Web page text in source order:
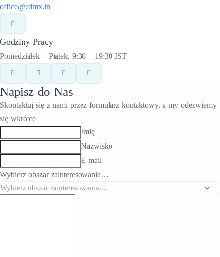
office@cdmx.in
Godziny Pracy
Poniedziałek – Piątek, 9:30 – 19:30 IST
Napisz do Nas
Skontaktuj się z nami przez formularz kontaktowy, a my odezwiemy
się wkrótce
Imię
Nazwisko
E-mail
Wybierz obszar zainteresowania…